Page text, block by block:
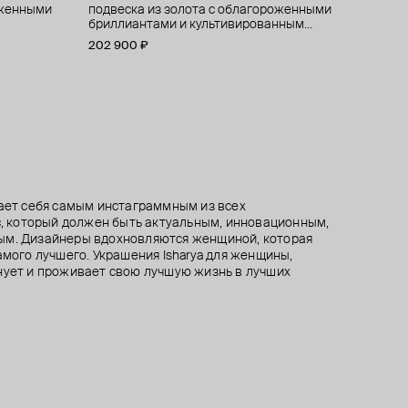
подвеска из золота с облагороженными
бриллиантами и культивированным
жемчугом
202 900 ₽
подвеска из золота с облагороженными
бриллиантами
181 700 ₽
подвеска из золота с облагороженными
бриллиантами
75 400 ₽
черненые длинные серьги-дорожки с
кристаллами
6 750 ₽ 7 500 ₽
себя самым инстаграммным из всех
который должен быть актуальным, инновационным,
Дизайнеры вдохновляются женщиной, которая
лучшего. Украшения Isharya для женщины,
и проживает свою лучшую жизнь в лучших